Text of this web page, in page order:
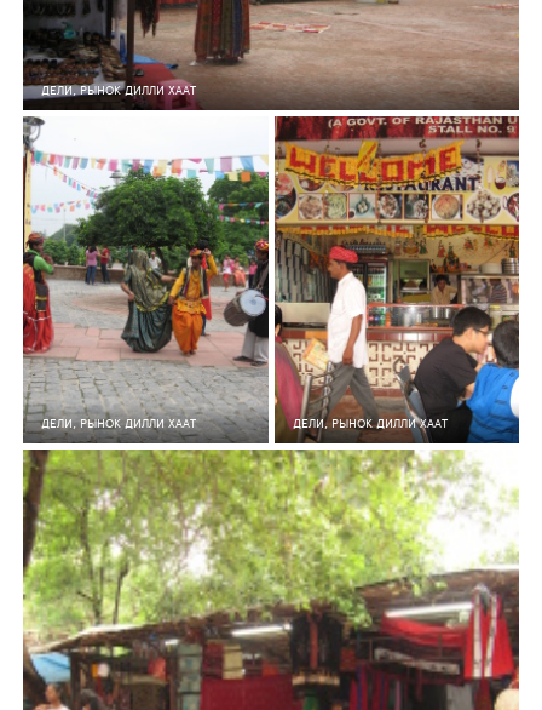
ДЕЛИ, РЫНОК ДИЛЛИ ХААТ
ДЕЛИ, РЫНОК ДИЛЛИ ХААТ
4 0 153
ДЕЛИ, РЫНОК ДИЛЛИ ХААТ
4 148